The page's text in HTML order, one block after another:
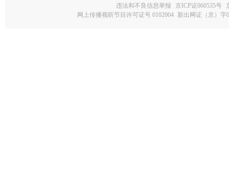
违法和不良信息举报 京ICP证060535号
网上传播视听节目许可证号 0102004 新出网证（京）